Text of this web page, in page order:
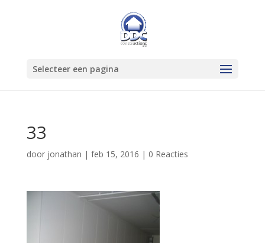
Selecteer een pagina
33
door jonathan | feb 15, 2016 | 0 Reacties